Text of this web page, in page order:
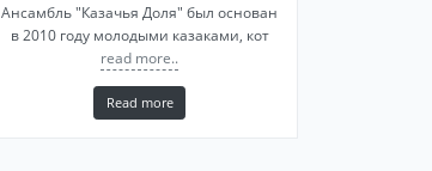
Ансамбль "Казачья Доля" был основан
в 2010 году молодыми казаками, кот
read more..
Read more